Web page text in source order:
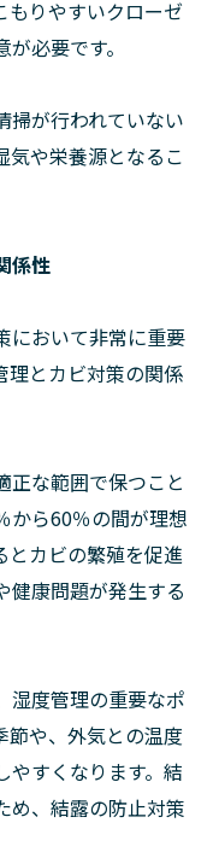
もりやすいクローゼ
必要です。
掃が行われていない
気や栄養源となるこ
係性
において非常に重要
理とカビ対策の関係
正な範囲で保つこと
から60％の間が理想
とカビの繁殖を促進
健康問題が発生する
湿度管理の重要なポ
節や、外気との温度
やすくなります。結
め、結露の防止対策